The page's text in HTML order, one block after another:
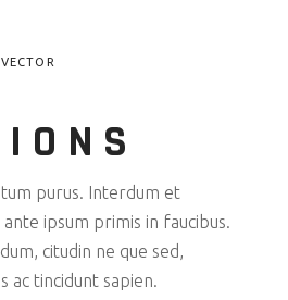
VECTOR
purus. Interdum et
ipsum primis in faucibus.
citudin ne que sed,
ac tincidunt sapien.